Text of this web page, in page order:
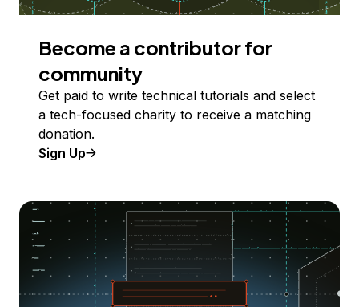
Become a contributor for
community
Get paid to write technical tutorials and select
a tech-focused charity to receive a matching
donation.
Sign Up